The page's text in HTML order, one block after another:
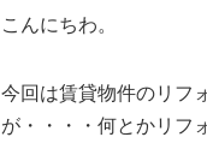
こんにちわ。
今回は賃貸物件のリフ
が・・・・何とかリフ